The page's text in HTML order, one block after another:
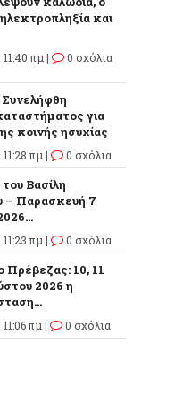
και
πμ | 0 σχόλια
για
κοινής ησυχίας
πμ | 0 σχόλια
Βασίλη
Παρασκευή 7
πμ | 0 σχόλια
Πρέβεζας: 10, 11
2026 η
πμ | 0 σχόλια